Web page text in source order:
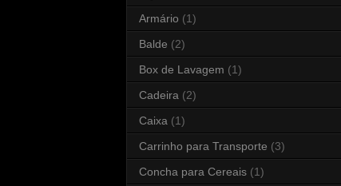
Armário (1)
Balde (2)
Box de Lavagem (1)
Cadeira (2)
Caixa (1)
Carrinho para Transporte (3)
Concha para Cereais (1)